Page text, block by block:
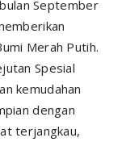
September
Merah Putih.
Spesial
kemudahan
dengan
terjangkau,